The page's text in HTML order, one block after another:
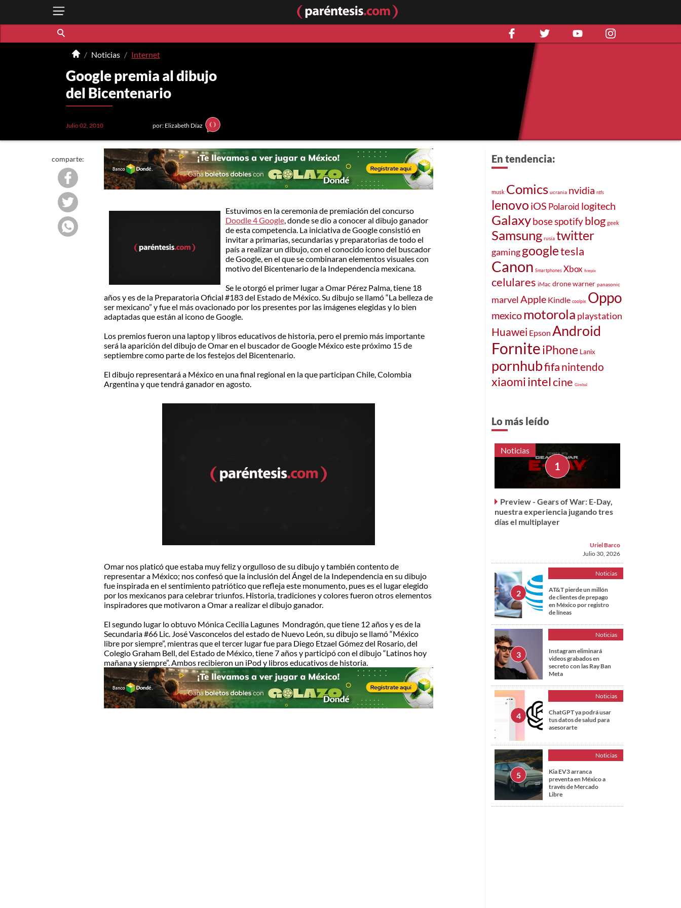
Noticias Internet
Google premia al dibujo
del Bicentenario
Julio 02, 2010 por: Elizabeth Díaz
comparte:
Estuvimos en la ceremonia de premiación del concurso
Doodle 4 Google, donde se dio a conocer al dibujo ganador
de esta competencia. La iniciativa de Google consistió en
invitar a primarias, secundarias y preparatorias de todo el
país a realizar un dibujo, con el conocido icono del buscador
de Google, en el que se combinaran elementos visuales con
motivo del Bicentenario de la Independencia mexicana.
Se le otorgó el primer lugar a Omar Pérez Palma, tiene 18
años y es de la Preparatoria Oficial #183 del Estado de México. Su dibujo se llamó “La belleza de
ser mexicano” y fue el más ovacionado por los presentes por las imágenes elegidas y lo bien
adaptadas que están al icono de Google.
Los premios fueron una laptop y libros educativos de historia, pero el premio más importante
será la aparición del dibujo de Omar en el buscador de Google México este próximo 15 de
septiembre como parte de los festejos del Bicentenario.
El dibujo representará a México en una final regional en la que participan Chile, Colombia
Argentina y que tendrá ganador en agosto.
Omar nos platicó que estaba muy feliz y orgulloso de su dibujo y también contento de
representar a México; nos confesó que la inclusión del Ángel de la Independencia en su dibujo
fue inspirada en el sentimiento patriótico que refleja este monumento, pues es el lugar elegido
por los mexicanos para celebrar triunfos. Historia, tradiciones y colores fueron otros elementos
inspiradores que motivaron a Omar a realizar el dibujo ganador.
El segundo lugar lo obtuvo Mónica Cecilia Lagunes Mondragón, que tiene 12 años y es de la
Secundaria #66 Lic. José Vasconcelos del estado de Nuevo León, su dibujo se llamó “México
libre por siempre”, mientras que el tercer lugar fue para Diego Etzael Gómez del Rosario, del
Colegio Graham Bell, del Estado de México, tiene 7 años y participó con el dibujo “Latinos hoy
mañana y siempre”. Ambos recibieron un iPod y libros educativos de historia.
En tendencia:
musk Comics ucrania nvidia ntfs
lenovo iOS Polaroid logitech
Galaxybosespotifyblog geek
Samsung rusia twitter
gaminggoogletesla
Canon Smartphones Xbox finepix
celulares iMac dronewarner panasonic
marvelApple Kindle coolpix Oppo
mexicomotorola playstation
Huawei Epson Android
ForniteiPhone Lanix
pornhubfifa nintendo
xiaomiintelcine Gimbal
Lo más leído
Noticias
Preview - Gears of War: E-Day,
nuestra experiencia jugando tres
días el multiplayer
Uriel Barco
Julio 30, 2026
Noticias
AT&T pierde un millón
de clientes de prepago
en México por registro
de líneas
Noticias
Instagram eliminará
videos grabados en
secreto con las Ray Ban
Meta
Noticias
ChatGPT ya podrá usar
tus datos de salud para
asesorarte
Noticias
Kia EV3 arranca
preventa en México a
través de Mercado
Libre